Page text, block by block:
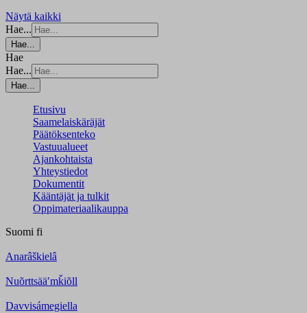
Näytä kaikki
Hae...
Hae...
Hae
Hae...
Hae...
Etusivu
Saamelaiskäräjät
Päätöksenteko
Vastuualueet
Ajankohtaista
Yhteystiedot
Dokumentit
Kääntäjät ja tulkit
Oppimateriaalikauppa
Suomi fi
Anarâškielâ
Nuõrttsääʹmǩiõll
Davvisámegiella